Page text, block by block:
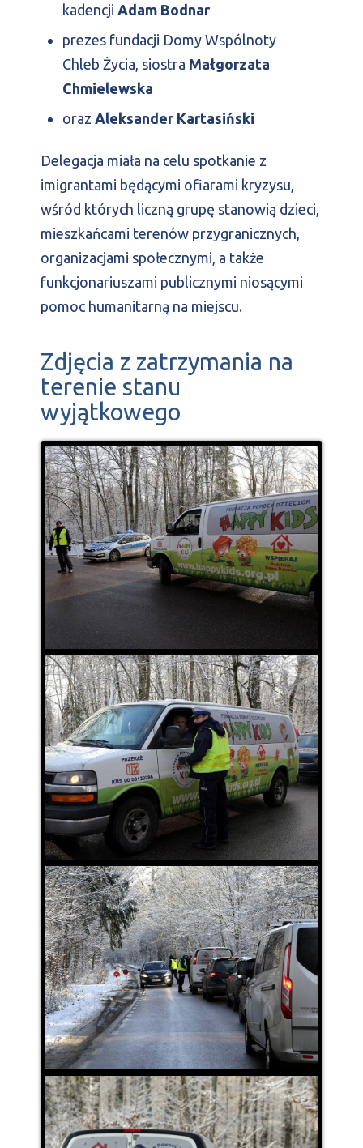
kadencji Adam Bodnar
prezes fundacji Domy Wspólnoty
Chleb Życia, siostra Małgorzata
Chmielewska
oraz Aleksander Kartasiński
Delegacja miała na celu spotkanie z
imigrantami będącymi ofiarami kryzysu,
wśród których liczną grupę stanowią dzieci,
mieszkańcami terenów przygranicznych,
organizacjami społecznymi, a także
funkcjonariuszami publicznymi niosącymi
pomoc humanitarną na miejscu.
Zdjęcia z zatrzymania na
terenie stanu
wyjątkowego